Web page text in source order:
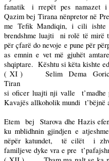
fanatik
i rrepët pes namazet i
Qazim bej Tirana nënpretor në
me Tefik Mandiqin, i cili ishte
brendshme luajti
ni rolë të mirë
për çfarë do nevoje e pune për
as emnin e vet më gjuhët
shqiptare. Kështu si këta kishte
( XI )
Selim Dema
Tiran
si oficer luajti nji valle
Kavajës allkoholik mundi t’bëjnë
Etem bej
Starova dhe Hazis
ku mblidhnin gjindjen e
nëpër katundet,
të cilët
i
familjeve dyke vra e pre